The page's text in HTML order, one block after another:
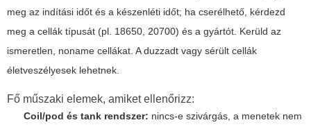
meg az indítási időt és a készenléti időt; ha cserélhető, kérdezd
meg a cellák típusát (pl. 18650, 20700) és a gyártót. Kerüld az
ismeretlen, noname cellákat. A duzzadt vagy sérült cellák
életveszélyesek lehetnek.
Fő műszaki elemek, amiket ellenőrizz:
Coil/pod és tank rendszer: nincs-e szivárgás, a menetek nem